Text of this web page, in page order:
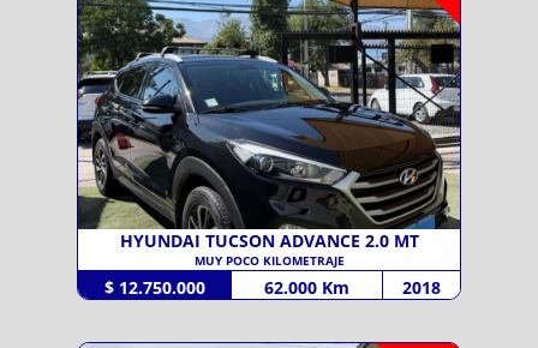
HYUNDAI TUCSON ADVANCE 2.0 MT
MUY POCO KILOMETRAJE
$ 12.750.000 62.000 Km 2018